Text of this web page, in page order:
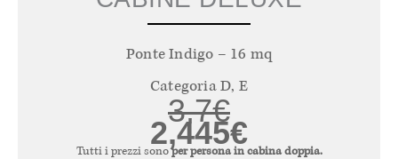
Ponte Indigo – 16 mq
Categoria D, E
3,7€
2,445€
Tutti i prezzi sonoper persona in cabina doppia.